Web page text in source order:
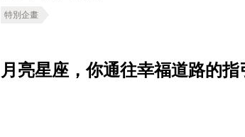
特別企畫
月亮星座，你通往幸福道路的指